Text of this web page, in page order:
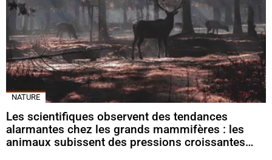
NATURE
Les scientifiques observent des tendances
alarmantes chez les grands mammifères : les
animaux subissent des pressions croissantes…